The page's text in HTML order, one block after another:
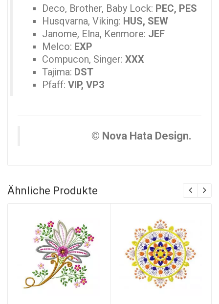
Deco, Brother, Baby Lock: PEC, PES
Husqvarna, Viking: HUS, SEW
Janome, Elna, Kenmore: JEF
Melco: EXP
Compucon, Singer: XXX
Tajima: DST
Pfaff: VIP, VP3
© Nova Hata Design.
Ähnliche Produkte